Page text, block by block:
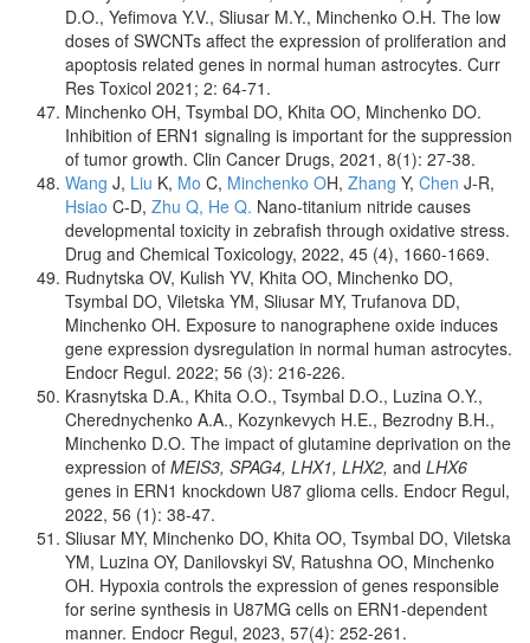
D.O., Yeﬁmova Y.V., Sliusar M.Y., Minchenko O.H. The low
doses of SWCNTs affect the expression of proliferation and
apoptosis related genes in normal human astrocytes. Curr
Res Toxicol 2021; 2: 64-71.
Minchenko OH, Tsymbal DO, Khita OO, Minchenko DO.
Inhibition of ERN1 signaling is important for the suppression
of tumor growth. Clin Cancer Drugs, 2021, 8(1): 27-38.
Wang J, Liu K, Mo C, Minchenko OH, Zhang Y, Chen J-R,
Hsiao C-D, Zhu Q, He Q. Nano-titanium nitride causes
developmental toxicity in zebrafish through oxidative stress.
Drug and Chemical Toxicology, 2022, 45 (4), 1660-1669.
Rudnytska OV, Kulish YV, Khita OO, Minchenko DO,
Tsymbal DO, Viletska YM, Sliusar MY, Trufanova DD,
Minchenko OH. Exposure to nanographene oxide induces
gene expression dysregulation in normal human astrocytes.
Endocr Regul. 2022; 56 (3): 216-226.
Krasnytska D.A., Khita O.O., Tsymbal D.O., Luzina O.Y.,
Cherednychenko A.A., Kozynkevych H.E., Bezrodny B.H.,
Minchenko D.O. The impact of glutamine deprivation on the
expression of MEIS3, SPAG4, LHX1, LHX2, and LHX6
genes in ERN1 knockdown U87 glioma cells. Endocr Regul,
2022, 56 (1): 38-47.
Sliusar MY, Minchenko DO, Khita OO, Tsymbal DO, Viletska
YM, Luzina OY, Danilovskyi SV, Ratushna OO, Minchenko
OH. Hypoxia controls the expression of genes responsible
for serine synthesis in U87MG cells on ERN1-dependent
manner. Endocr Regul, 2023, 57(4): 252-261.